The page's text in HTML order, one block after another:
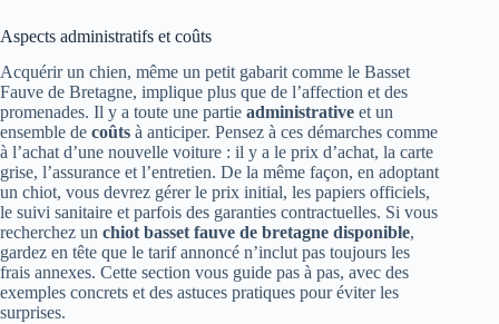
Aspects administratifs et coûts
Acquérir un chien, même un petit gabarit comme le Basset
Fauve de Bretagne, implique plus que de l’affection et des
promenades. Il y a toute une partie administrative et un
ensemble de coûts à anticiper. Pensez à ces démarches comme
à l’achat d’une nouvelle voiture : il y a le prix d’achat, la carte
grise, l’assurance et l’entretien. De la même façon, en adoptant
un chiot, vous devrez gérer le prix initial, les papiers officiels,
le suivi sanitaire et parfois des garanties contractuelles. Si vous
recherchez un chiot basset fauve de bretagne disponible,
gardez en tête que le tarif annoncé n’inclut pas toujours les
frais annexes. Cette section vous guide pas à pas, avec des
exemples concrets et des astuces pratiques pour éviter les
surprises.